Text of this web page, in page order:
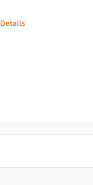
Details